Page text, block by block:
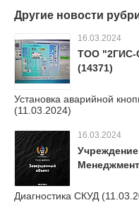
Другие новости
16.03.2024
ТОО "2ГИС-
(14371)
Установка аварийной
(11.03.2024)
16.03.2024
Диагностика СКУД